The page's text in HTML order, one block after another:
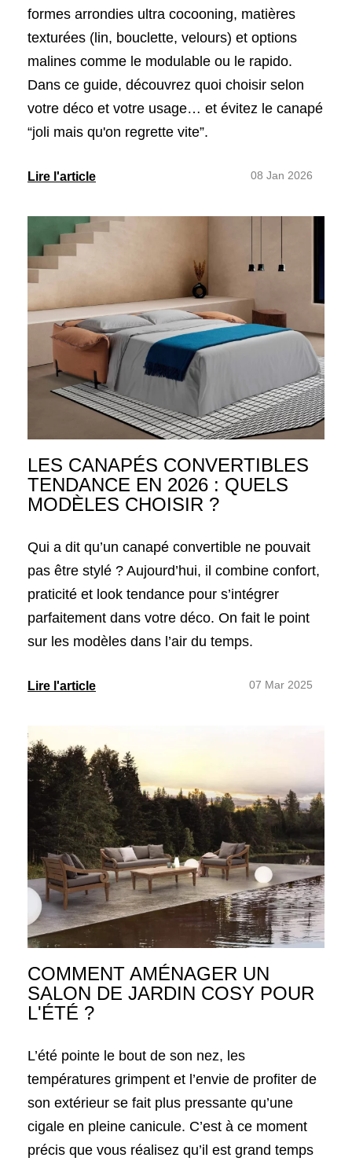
formes arrondies ultra cocooning, matières
texturées (lin, bouclette, velours) et options
malines comme le modulable ou le rapido.
Dans ce guide, découvrez quoi choisir selon
votre déco et votre usage… et évitez le canapé
“joli mais qu'on regrette vite”.
Lire l'article 08 Jan 2026
LES CANAPÉS CONVERTIBLES
TENDANCE EN 2026 : QUELS
MODÈLES CHOISIR ?
Qui a dit qu’un canapé convertible ne pouvait
pas être stylé ? Aujourd’hui, il combine confort,
praticité et look tendance pour s’intégrer
parfaitement dans votre déco. On fait le point
sur les modèles dans l’air du temps.
Lire l'article 07 Mar 2025
COMMENT AMÉNAGER UN
SALON DE JARDIN COSY POUR
L'ÉTÉ ?
L’été pointe le bout de son nez, les
températures grimpent et l’envie de profiter de
son extérieur se fait plus pressante qu’une
cigale en pleine canicule. C’est à ce moment
précis que vous réalisez qu’il est grand temps